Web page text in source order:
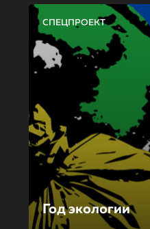
СПЕЦПРОЕКТ
Год экологии